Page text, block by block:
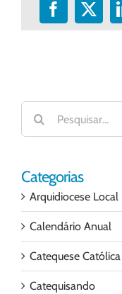
Facebook
X
Buscar
resultados
para:
Categorias
Arquidiocese Local
Calendário Anual
Catequese Católica
Catequisando